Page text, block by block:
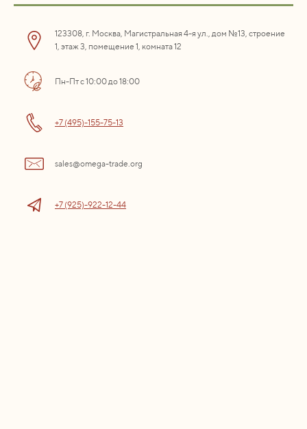
123308, г. Москва, Магистральная 4-я ул., дом №13, строение
1, этаж 3, помещение 1, комната 12
Пн-Пт с 10:00 до 18:00
+7 (495)-155-75-13
sales@omega-trade.org
+7 (925)-922-12-44